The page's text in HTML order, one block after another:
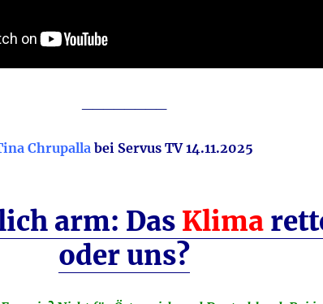
Chrupalla bei Servus TV 14.11.2025
arm: Das Klima
oder uns?